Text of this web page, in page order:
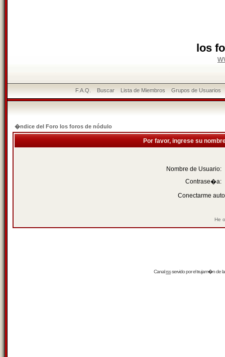
los
F.A.Q. Buscar Lista de Miembros Grupos de Usuarios
�ndice del Foro los foros de nódulo
Por favor, ingrese su
Nombre de Usuario:
Contrase�a:
Conectarme
He
Canalrssservido por eltrujam�nde